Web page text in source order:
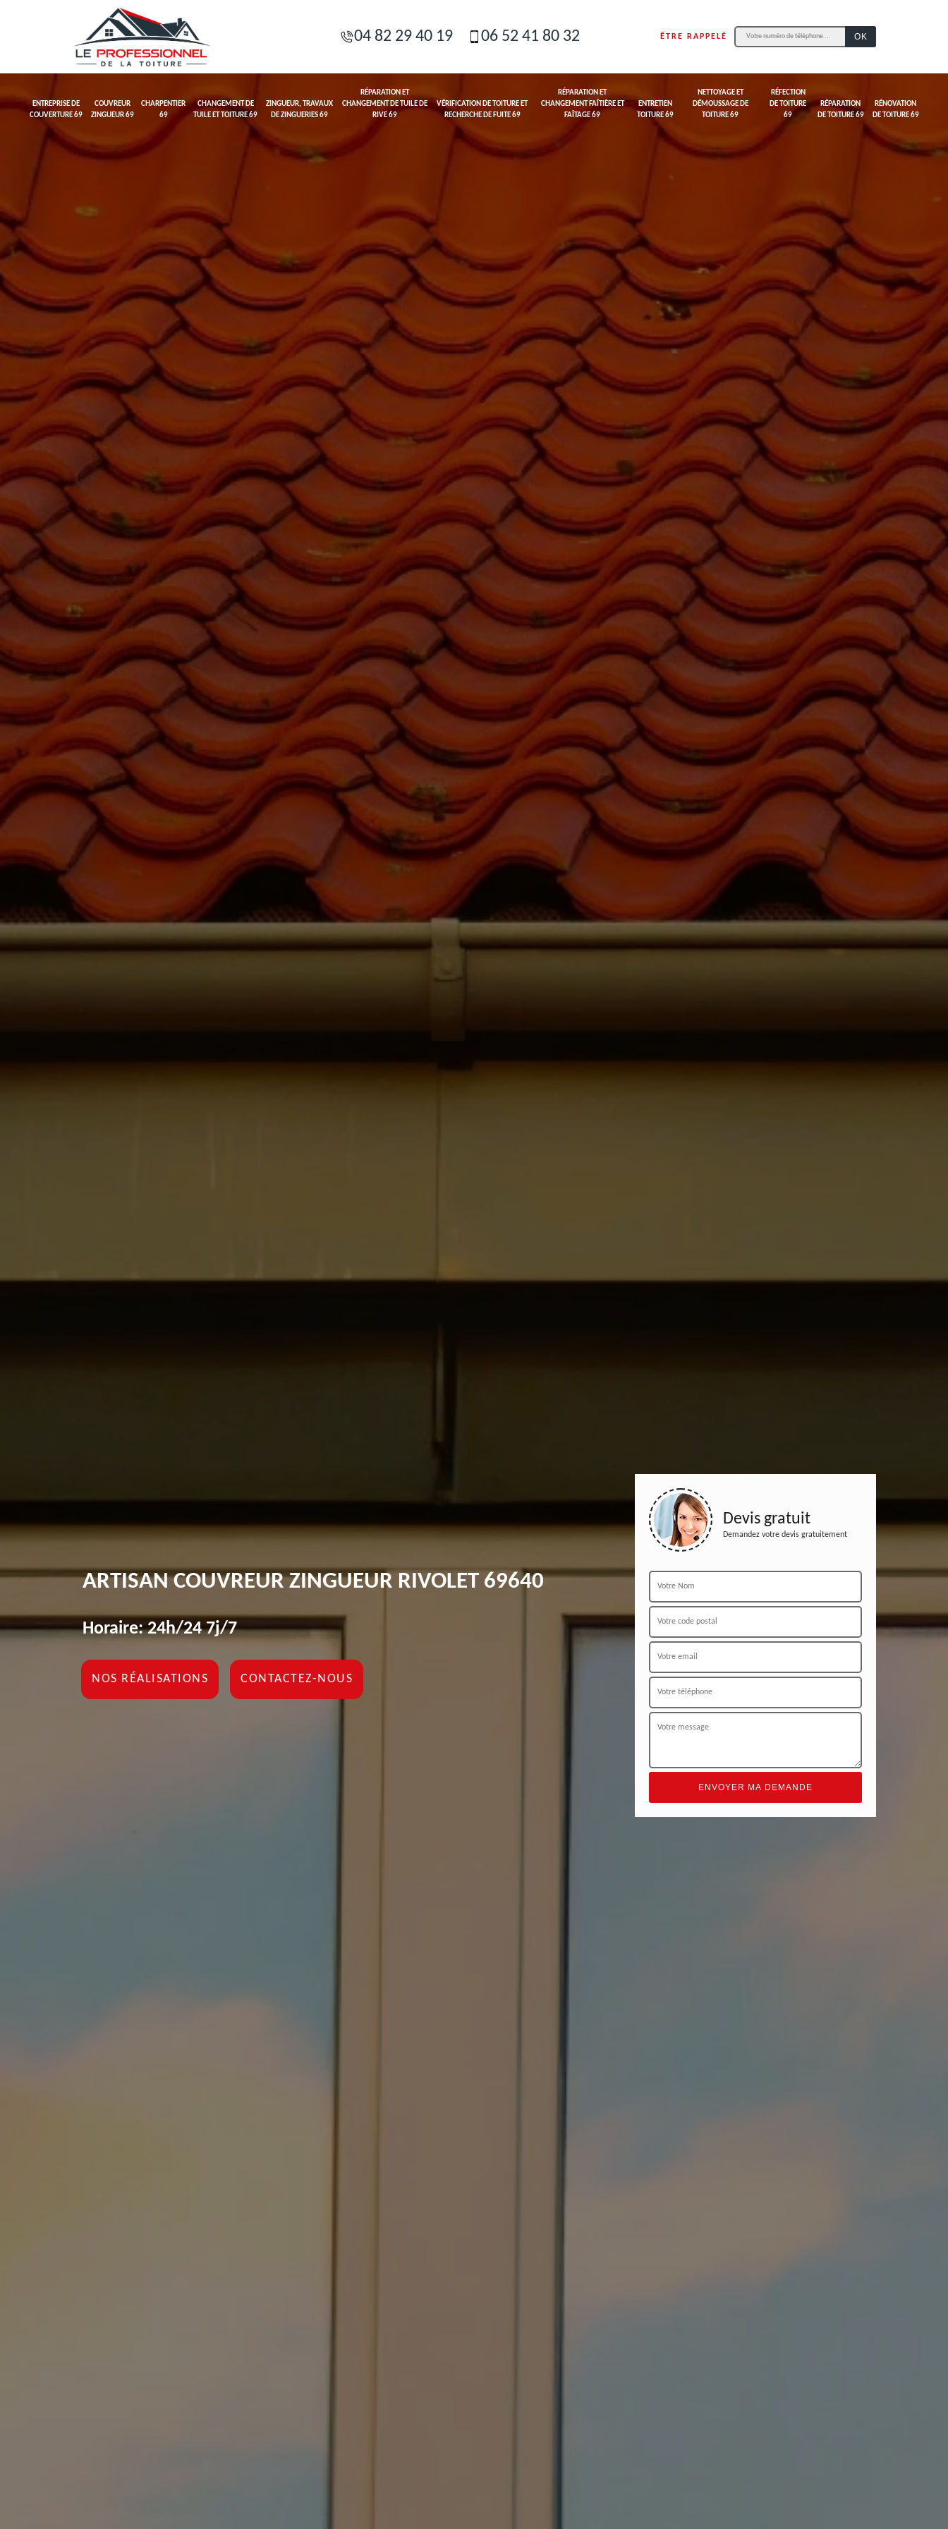
04 82 29 40 19 06 52 41 80 32 ÊTRE RAPPELÉ
ENTREPRISE DE
COUVERTURE 69
COUVREUR
ZINGUEUR 69
CHARPENTIER
69
CHANGEMENT DE
TUILE ET TOITURE 69
ZINGUEUR, TRAVAUX
DE ZINGUERIES 69
RÉPARATION ET
CHANGEMENT DE TUILE DE
RIVE 69
VÉRIFICATION DE TOITURE ET
RECHERCHE DE FUITE 69
RÉPARATION ET
CHANGEMENT FAÎTIÈRE ET
FAÎTAGE 69
ENTRETIEN
TOITURE 69
NETTOYAGE ET
DÉMOUSSAGE DE
TOITURE 69
RÉFECTION
DE TOITURE
69
RÉPARATION
DE TOITURE 69
RÉNOVATION
DE TOITURE 69
ARTISAN COUVREUR ZINGUEUR RIVOLET 69640
Horaire: 24h/24 7j/7
NOS RÉALISATIONS CONTACTEZ-NOUS
Devis gratuit
Demandez votre devis gratuitement